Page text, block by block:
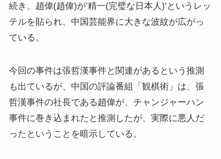
続き、趙偉(趙偉)が’精一(完璧な日本人)’というレッ
テルを貼られ、中国芸能界に大きな波紋が広がっ
ている。
今回の事件は張哲漢事件と関連があるという推測
も出ているが、中国の評論番組「観棋術」は、張
哲漢事件の社長である趙偉が、チャンジャーハン
事件に巻き込まれたと推測したが、実際に悪人だ
ったということを暗示している。